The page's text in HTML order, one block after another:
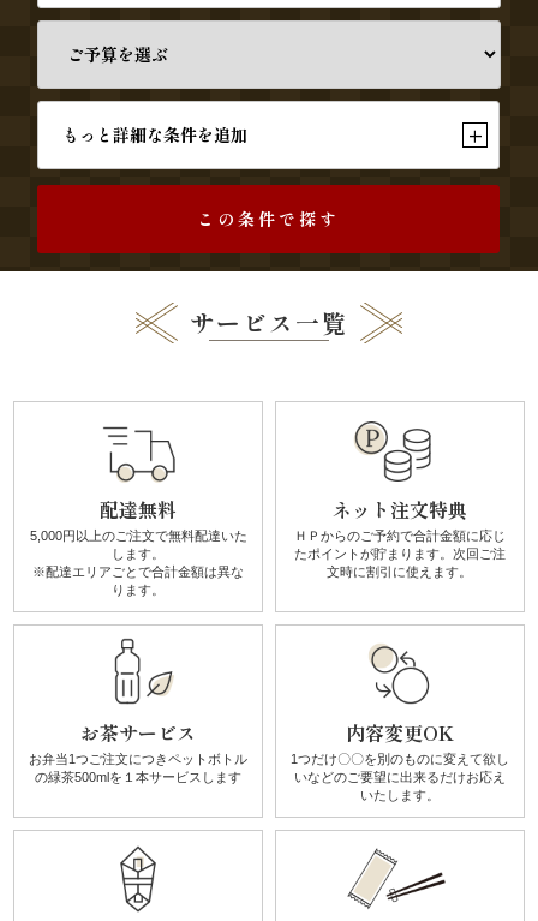
ー
ズ
す
し
和
食》
シ
ー
ズ
もっと詳細な条件を追加 +
この条件で探す
サービス一覧
配達無料
5,000円以上のご注文で無料配達いた
します。
※配達エリアごとで合計金額は異な
ります。
ネット注文特典
ＨＰからのご予約で合計金額に応じ
たポイントが貯まります。 次回ご注
文時に割引に使えます。
お茶サービス
お弁当1つご注文につきペットボトル
の緑茶500mlを１本サービスします
内容変更OK
1つだけ〇〇を別のものに変えて欲し
いなどのご要望に出来るだけお応え
いたします。